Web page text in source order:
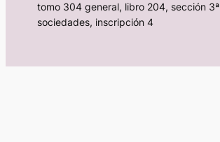
tomo 304 general, libro 204, sección 3ª
sociedades, inscripción 4